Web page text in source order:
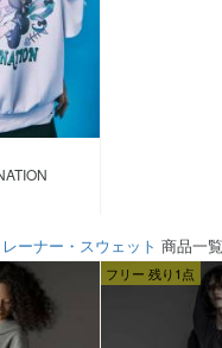
レーナー・スウェット 商品一覧
フリー 残り1点